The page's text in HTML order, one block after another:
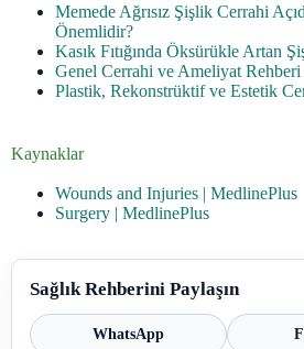
Memede Ağrısız Şişlik Cerrahi
Önemlidir?
Kasık Fıtığında Öksürükle Artan
Genel Cerrahi ve Ameliyat Rehberi
Plastik, Rekonstrüktif ve Estetik
Kaynaklar
Wounds and Injuries | MedlinePlus
Surgery | MedlinePlus
Sağlık Rehberini Paylaşın
WhatsApp